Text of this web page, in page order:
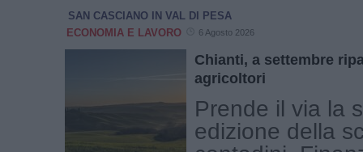
SAN CASCIANO IN VAL DI PESA
ECONOMIA E LAVORO
6 Agosto 2026
Chianti, a settembre
agricoltori
Prende il via la
edizione della